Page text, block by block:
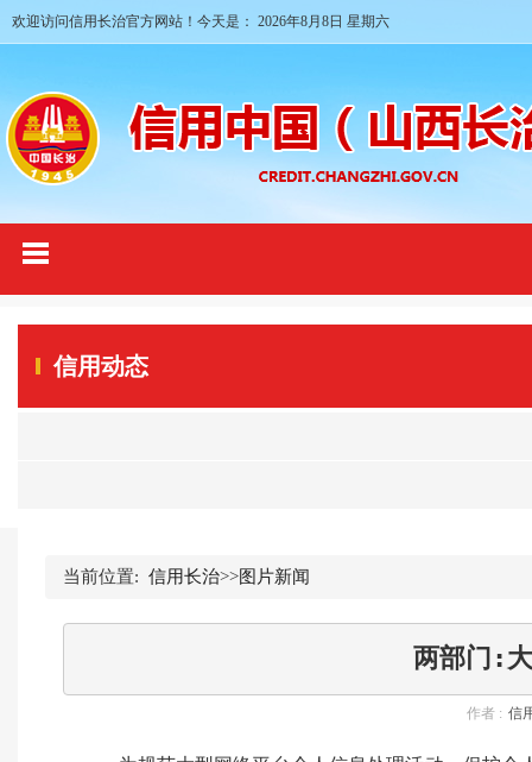
欢迎访问信用长治官方网站！今天是： 2026年8月8日 星期六
信用动态
当前位置: 信用长治>>图片新闻
两部门:
作者 : 信